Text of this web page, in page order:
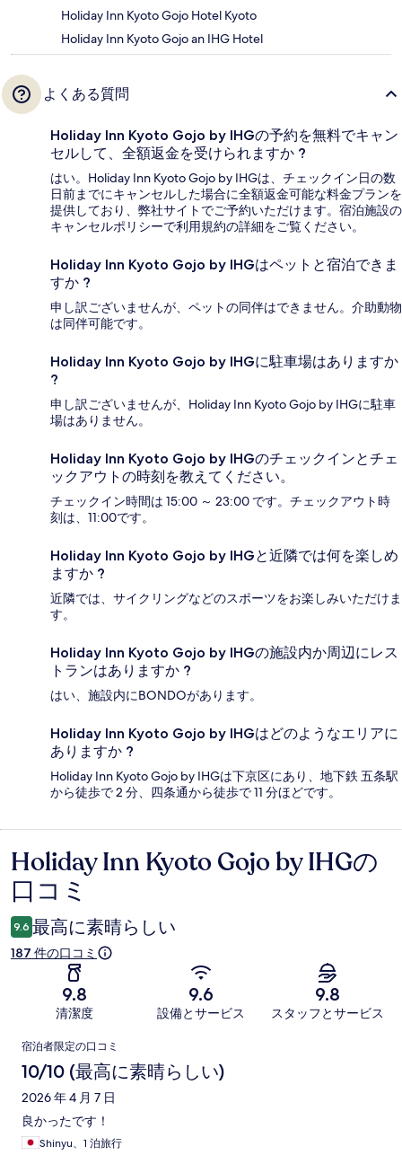
Holiday Inn Kyoto Gojo Hotel Kyoto
Holiday Inn Kyoto Gojo an IHG Hotel
よくある質問
Holiday Inn Kyoto Gojo by IHGの予約を無料でキャン
セルして、全額返金を受けられますか ?
はい。Holiday Inn Kyoto Gojo by IHGは、チェックイン日の数
日前までにキャンセルした場合に全額返金可能な料金プランを
提供しており、弊社サイトでご予約いただけます。宿泊施設の
キャンセルポリシーで利用規約の詳細をご覧ください。
Holiday Inn Kyoto Gojo by IHGはペットと宿泊できま
すか ?
申し訳ございませんが、ペットの同伴はできません。介助動物
は同伴可能です。
Holiday Inn Kyoto Gojo by IHGに駐車場はありますか
?
申し訳ございませんが、Holiday Inn Kyoto Gojo by IHGに駐車
場はありません。
Holiday Inn Kyoto Gojo by IHGのチェックインとチェ
ックアウトの時刻を教えてください。
チェックイン時間は 15:00 ～ 23:00 です。チェックアウト時
刻は、11:00です。
Holiday Inn Kyoto Gojo by IHGと近隣では何を楽しめ
ますか ?
近隣では、サイクリングなどのスポーツをお楽しみいただけま
す。
Holiday Inn Kyoto Gojo by IHGの施設内か周辺にレス
トランはありますか ?
はい、施設内にBONDOがあります。
Holiday Inn Kyoto Gojo by IHGはどのようなエリアに
ありますか ?
Holiday Inn Kyoto Gojo by IHGは下京区にあり、地下鉄 五条駅
から徒歩で 2 分、四条通から徒歩で 11 分ほどです。
口
コ
ミ
Holiday Inn Kyoto Gojo by IHGの
口コミ
9.6 最高に素晴らしい
187 件の口コミ
9.8
清潔度
9.6
設備とサービス
9.8
スタッフとサービス
口
コ
ミ
宿泊者限定の口コミ
10/10 (最高に素晴らしい)
2026 年 4 月 7 日
良かったです！
Shinyu、1 泊旅行